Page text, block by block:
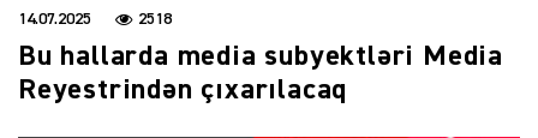
14.07.2025 2518
Bu hallarda media subyektləri Media
Reyestrindən çıxarılacaq